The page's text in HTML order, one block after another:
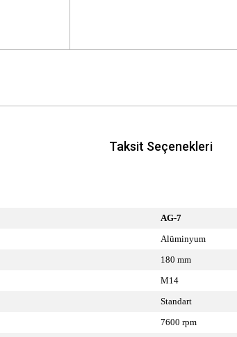
Taksit Seçenekleri
AG-7
Alüminyum
180 mm
M14
Standart
7600 rpm